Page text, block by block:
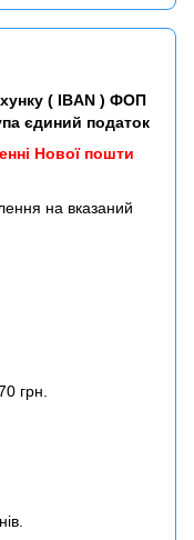
( IBAN ) ФОП
єдиний податок
Нової пошти
на вказаний
грн.